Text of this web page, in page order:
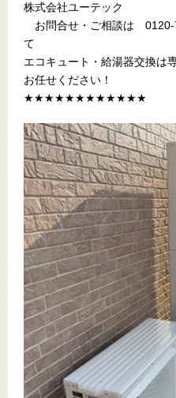
株式会社ユーテック
お問合せ・ご相談は 0120-
て
エコキュート・給湯器交換は
お任せください！
★★★★★★★★★★★★